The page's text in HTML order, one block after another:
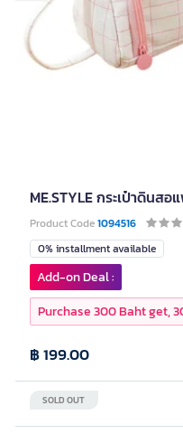
ME.STYLE กระเป๋าดินส
Product Code1094516
0% installment available
SOLD OUT
฿ 199.00
Add-on Deal :
Purchase 300 Baht get,